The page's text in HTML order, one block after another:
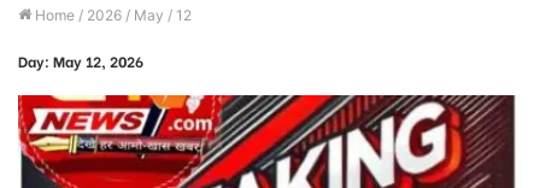
Home / 2026 / May / 12
Day: May 12, 2026